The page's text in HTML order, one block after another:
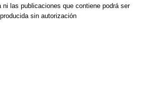
ni las publicaciones que contiene podrá ser
sin autorización